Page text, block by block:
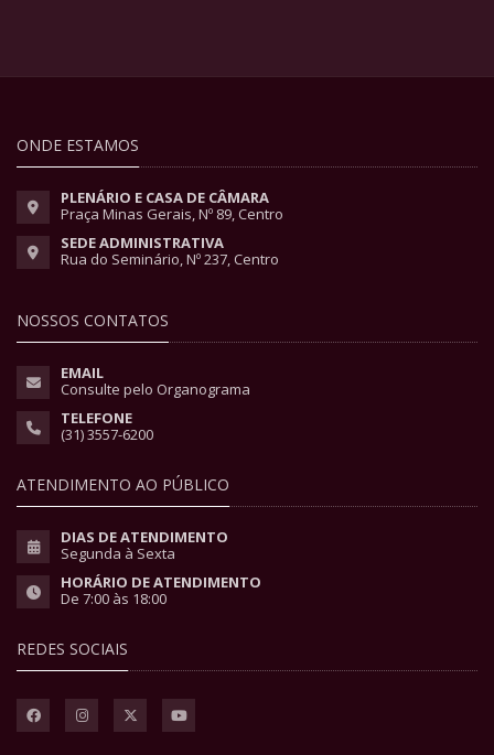
ONDE ESTAMOS
PLENÁRIO E CASA DE CÂMARA
Praça Minas Gerais, Nº 89, Centro
SEDE ADMINISTRATIVA
Rua do Seminário, Nº 237, Centro
NOSSOS CONTATOS
EMAIL
Consulte pelo Organograma
TELEFONE
(31) 3557-6200
ATENDIMENTO AO PÚBLICO
DIAS DE ATENDIMENTO
Segunda à Sexta
HORÁRIO DE ATENDIMENTO
De 7:00 às 18:00
REDES SOCIAIS